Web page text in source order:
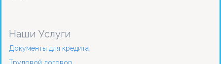
Наши Услуги
Документы для кредита